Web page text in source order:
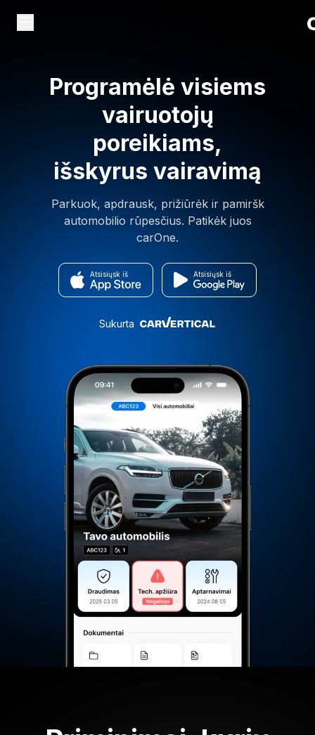
Programėlė visiems
vairuotojų
poreikiams,
išskyrus vairavimą
Parkuok, apdrausk, prižiūrėk ir pamiršk
automobilio rūpesčius. Patikėk juos
carOne.
Atsisiųsk iš Atsisiųsk iš
Sukurta